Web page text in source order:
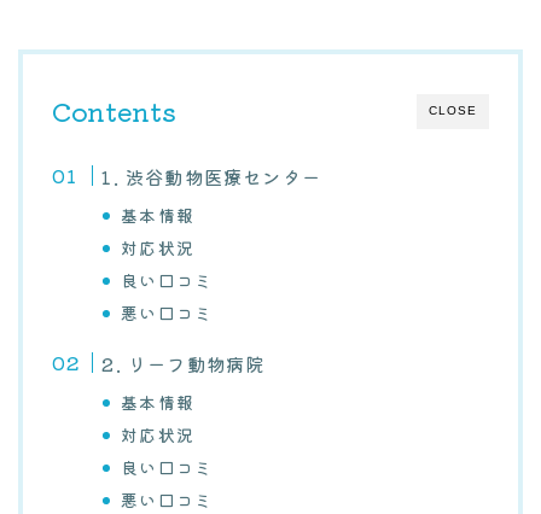
CLOSE
Contents
1. 渋谷動物医療センター
基本情報
対応状況
良い口コミ
悪い口コミ
2. リーフ動物病院
基本情報
対応状況
良い口コミ
悪い口コミ